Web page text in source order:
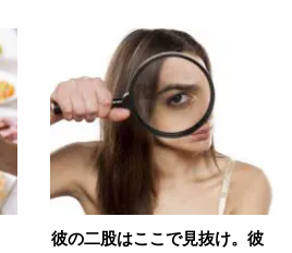
彼の二股はここで見抜け。彼